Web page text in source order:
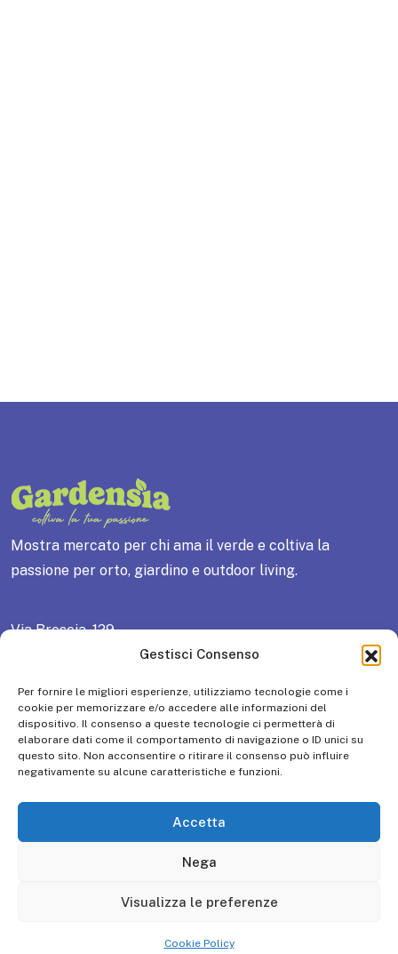
Gestisci Consenso
Per fornire le migliori esperienze, utilizziamo tecnologie come i
cookie per memorizzare e/o accedere alle informazioni del
dispositivo. Il consenso a queste tecnologie ci permetterà di
elaborare dati come il comportamento di navigazione o ID unici su
questo sito. Non acconsentire o ritirare il consenso può influire
negativamente su alcune caratteristiche e funzioni.
Accetta
Nega
Visualizza le preferenze
Cookie Policy
Mostra mercato per chi ama il verde e coltiva la
passione per orto, giardino e outdoor living.
Via Brescia, 129
25018 Montichiari (BS) ITALY
P.IVA 01581200985 – R.E.A. N° 333445
Capitale Sociale: € 10.516.500,00 i.v.
tmediadigital.com